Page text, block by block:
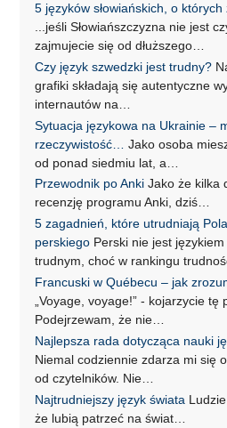
5 języków słowiańskich, o
...jeśli Słowiańszczyzna nie jest
zajmujecie się od dłuższego…
Czy język szwedzki jest trudny?
grafiki składają się autentyczne
internautów na…
Sytuacja językowa na Ukrainie –
rzeczywistość…
Jako osoba
od ponad siedmiu lat, a…
Przewodnik po Anki Jako że kilka
recenzję programu Anki, dziś…
5 zagadnień, które utrudniają
perskiego Perski nie jest
trudnym, choć w rankingu
Francuski w Québecu – jak
„Voyage, voyage!” - kojarzycie
Podejrzewam, że nie…
Najlepsza rada dotycząca nauki
Niemal codziennie zdarza mi się
od czytelników. Nie…
Najtrudniejszy język świata
że lubią patrzeć na świat…